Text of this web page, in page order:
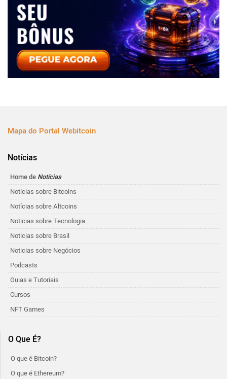
Mapa do Portal Webitcoin
Notícias
Home de Notícias
Notícias sobre Bitcoins
Notícias sobre Altcoins
Noticias sobre Tecnologia
Noticias sobre Brasil
Noticias sobre Negócios
Podcasts
Guias e Tutoriais
Cursos
NFT Games
O Que É?
O que é Bitcoin?
O que é Ethereum?